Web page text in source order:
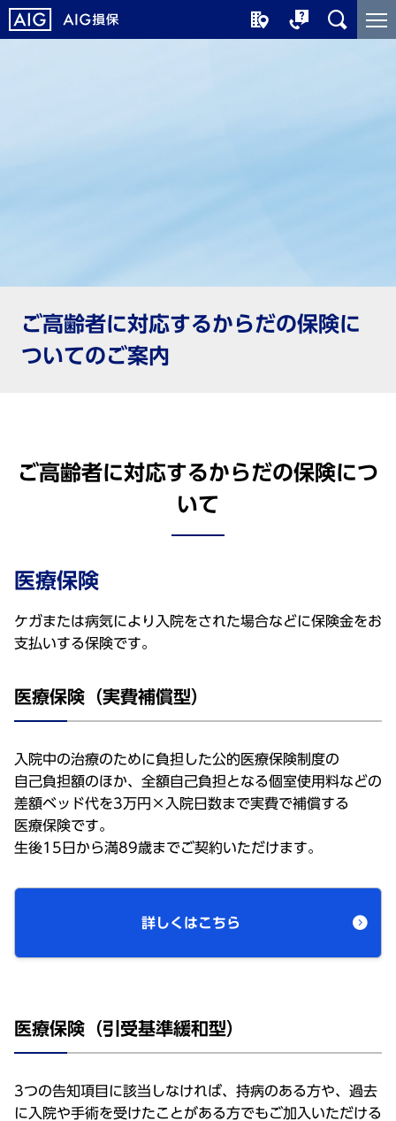
メ
イ
こ
こ
ご高齢者に対応するからだの保険に
ついてのご案内
ご高齢者に対応するからだの保険につ
いて
医療保険
ケガまたは病気により入院をされた場合などに保険金をお
支払いする保険です。
医療保険（実費補償型）
入院中の治療のために負担 した公的医療保険制度の
自己負担額のほか、 全額自己負担となる個室使用料などの
差額ベッド代を3万円 × 入院日数まで実費で補償する
医療保険です。
生後15日から満89歳までご契約いただけます。
詳しくはこちら
医療保険（引受基準緩和型）
3つの告知項目 に該当 しなければ、 持病のある方や、 過去
に 入院や手術を受けたことがある方でもご加入 いただける